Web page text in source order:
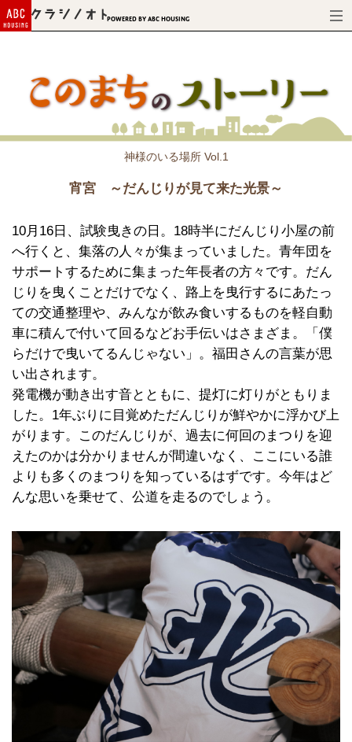
Powered by ABC HOUSING
神様のいる場所 Vol.1
宵宮 ～だんじりが見て来た光景～
10月16日、試験曳きの日。18時半にだんじり小屋の前
へ行くと、集落の人々が集まっていました。青年団を
サポートするために集まった年長者の方々です。だん
じりを曳くことだけでなく、路上を曳行するにあたっ
ての交通整理や、みんなが飲み食いするものを軽自動
車に積んで付いて回るなどお手伝いはさまざま。「僕
らだけで曳いてるんじゃない」。福田さんの言葉が思
い出されます。
発電機が動き出す音とともに、提灯に灯りがともりま
した。1年ぶりに目覚めただんじりが鮮やかに浮かび上
がります。このだんじりが、過去に何回のまつりを迎
えたのかは分かりませんが間違いなく、ここにいる誰
よりも多くのまつりを知っているはずです。今年はど
んな思いを乗せて、公道を走るのでしょう。